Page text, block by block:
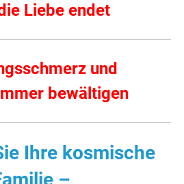
Liebe endet
und
bewältigen
Ihre kosmische